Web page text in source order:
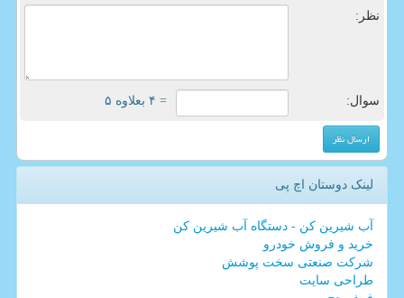
نظر:
سوال: = ۴ بعلاوه ۵
لینک دوستان اچ پی
آب شیرین کن - دستگاه آب شیرین کن
خرید و فروش خودرو
شرکت صنعتی سخت پوشش
طراحی سایت